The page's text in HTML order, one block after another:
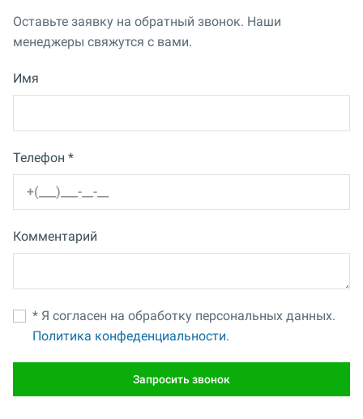
Оставьте заявку на обратный звонок. Наши
менеджеры свяжутся с вами.
Имя
Телефон *
Комментарий
* Я согласен на обработку персональных данных.
Политика конфеденциальности.
Запросить звонок